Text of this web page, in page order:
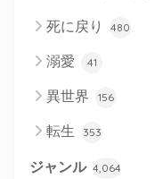
死に戻り 480
溺愛 41
異世界 156
転生 353
ジャンル 4,064